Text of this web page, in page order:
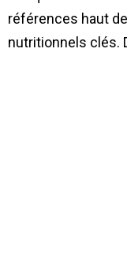
références haut
nutritionnels clés.